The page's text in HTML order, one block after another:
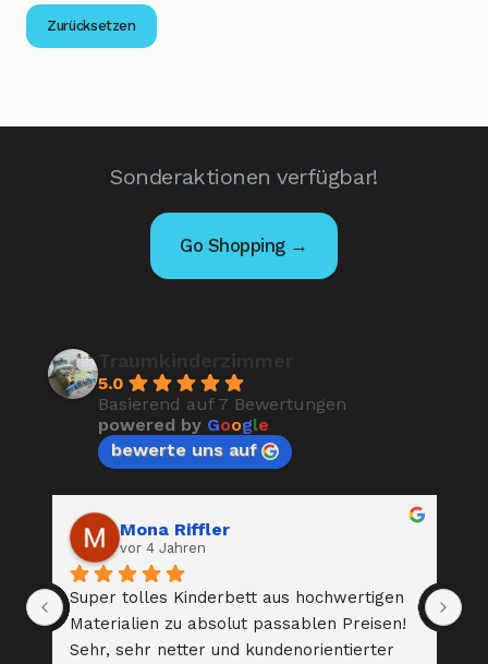
Zurücksetzen
Sonderaktionen verfügbar!
Go Shopping →
5.0
Basierend auf 7 Bewertungen
powered by Google
bewerte uns auf
Mona Riffler
vor 4 Jahren
Super tolles Kinderbett aus hochwertigen
Materialien zu absolut passablen Preisen!
Sehr, sehr netter und kundenorientierter